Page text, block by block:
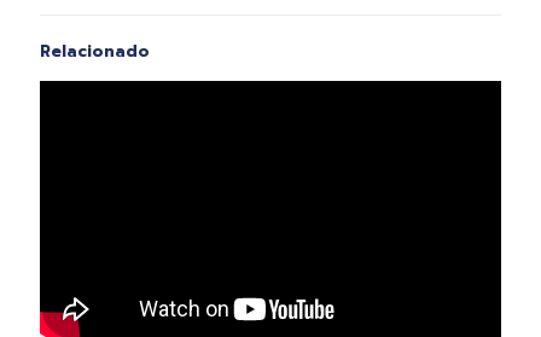
Relacionado